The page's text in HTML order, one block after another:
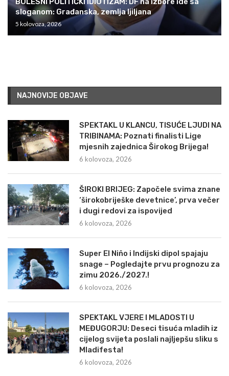
sloganom: Građanska, zemlja ljiljana
5 kolovoza, 2026
NAJNOVIJE OBJAVE
SPEKTAKL U KLANCU, TISUĆE LJUDI NA
TRIBINAMA: Poznati finalisti Lige
mjesnih zajednica Širokog Brijega!
6 kolovoza, 2026
ŠIROKI BRIJEG: Započele svima znane
‘širokobriješke devetnice’, prva večer
i dugi redovi za ispovijed
6 kolovoza, 2026
Super El Niño i Indijski dipol spajaju
snage – Pogledajte prvu prognozu za
zimu 2026./2027.!
6 kolovoza, 2026
SPEKTAKL VJERE I MLADOSTI U
MEĐUGORJU: Deseci tisuća mladih iz
cijelog svijeta poslali najljepšu sliku s
Mladifesta!
6 kolovoza, 2026